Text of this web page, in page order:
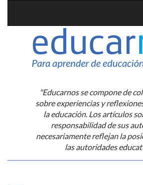
"Educarnos se compone de
sobre experiencias y
la educación. Los artículos
responsabilidad de sus
necesariamente reflejan la
las autoridades